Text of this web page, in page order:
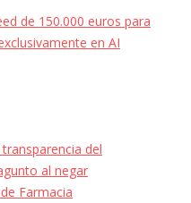
de 150.000 euros para
en AI
del
al negar
Farmacia